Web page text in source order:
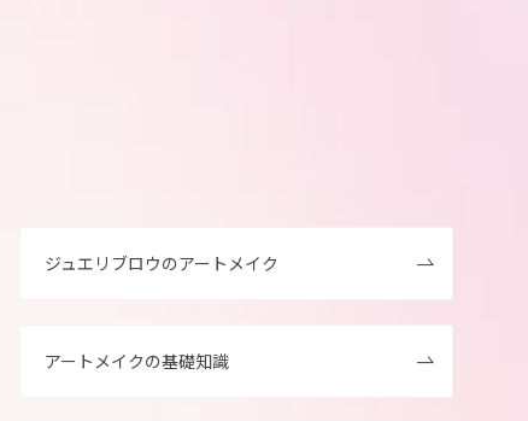
ジュエリブロウのアートメイク
アートメイクの基礎知識